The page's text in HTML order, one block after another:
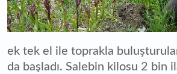
ek tek el ile toprakla
da başladı. Salebin kilosu 2 bin